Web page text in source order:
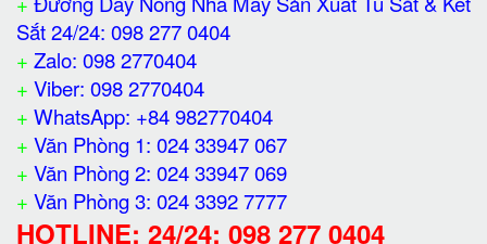
Sắt 24/24: 098 277 0404
+ Zalo: 098 2770404
+ Viber: 098 2770404
+ WhatsApp: +84 982770404
+ Văn Phòng 1: 024 33947 067
+ Văn Phòng 2: 024 33947 069
+ Văn Phòng 3: 024 3392 7777
HOTLINE: 24/24: 098 277 0404